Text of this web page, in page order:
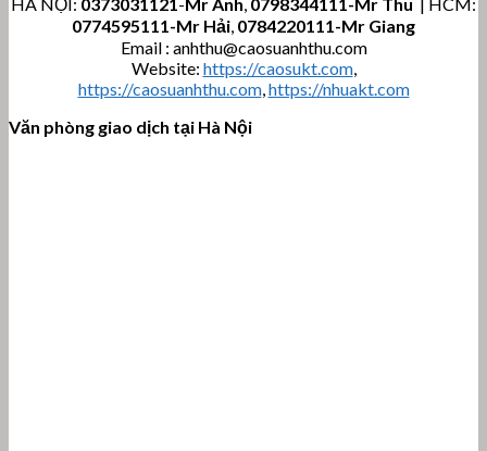
HÀ NỘI: 0373031121- Mr Anh, 0798344111-Mr Thu
| HCM:
0774595111-Mr Hải, 0784220111-Mr Giang
Email : anhthu@caosuanhthu.com
Website: https://caosukt.com,
https://caosuanhthu.com,https://nhuakt.com
Văn phòng giao dịch tại Hà Nội